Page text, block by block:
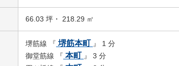
66.03 坪・ 218.29 ㎡
堺筋線 『 堺筋本町 』 1 分
御堂筋線 『 本町 』 3 分